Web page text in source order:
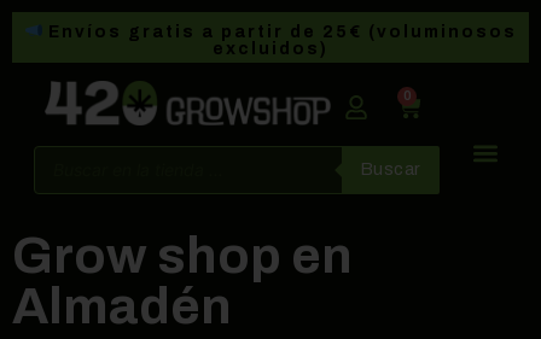
Envíos gratis a partir de 25€ (voluminosos
excluidos)
0
Buscar
Grow shop en
Almadén